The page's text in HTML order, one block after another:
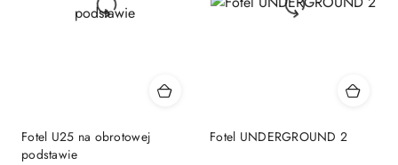
Fotel U25 na obrotowej
podstawie
Fotel UNDERGROUND 2